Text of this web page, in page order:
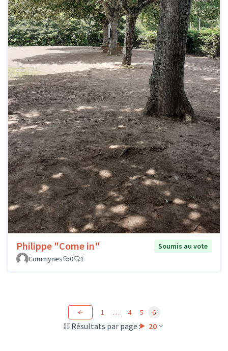
Philippe "Come in"
Soumis au vote
Commynes
0 1
Résultats par page : 20
1 … 4 5 6